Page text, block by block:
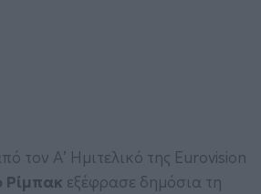
τον Α’ Ημιτελικό της Eurovision
Ρίμπακ εξέφρασε δημόσια τη